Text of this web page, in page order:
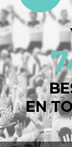
EN